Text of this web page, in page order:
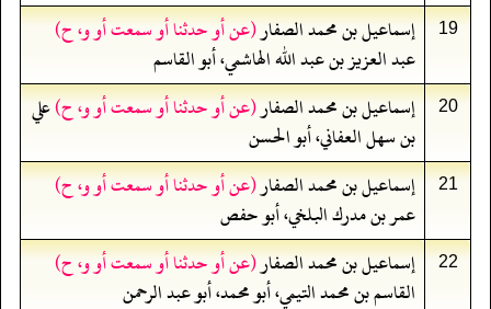
19 إسماعيل بن محمد الصفار(عن أو حدثنا أو سمعت أو و، ح)
عبد العزيز بن عبد الله الهاشمي، أبو القاسم
20 إسماعيل بن محمد الصفار(عن أو حدثنا أو سمعت أو و، ح)علي
بن سهل العفاني، أبو الحسن
21 إسماعيل بن محمد الصفار(عن أو حدثنا أو سمعت أو و، ح)
عمر بن مدرك البلخي، أبو حفص
22 إسماعيل بن محمد الصفار(عن أو حدثنا أو سمعت أو و، ح)
القاسم بن محمد التيمي، أبو محمد، أبو عبد الرحمن